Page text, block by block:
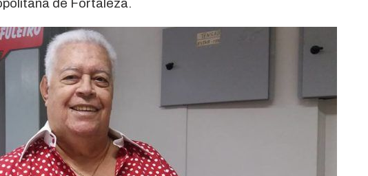
de Fortaleza.